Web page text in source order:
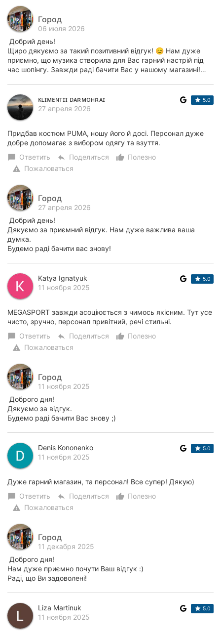
Город
06 июля 2026
Добрий день!
Щиро дякуємо за такий позитивний відгук! 😊 Нам дуже
приємно, що музика створила для Вас гарний настрій під
час шопінгу. Завжди раді бачити Вас у нашому магазині!…
ᴋʟɪᴍᴇɴᴛɪɪ ᴅᴀʀᴍᴏʜʀᴀɪ
27 апреля 2026
5.0
Придбав костюм PUMA, ношу його й досі. Персонал дуже
добре допомагає з вибором одягу та взуття.
chat_bubble Ответить reply Поделиться thumb_up_alt
Полезно
warning Пожаловаться
Город
27 апреля 2026
Добрий день!
Дякуємо за приємний відгук. Нам дуже важлива ваша
думка.
Будемо раді бачити вас знову!
Katya Ignatyuk
11 ноября 2025
5.0
MEGASPORT завжди асоціюється з чимось якісним. Тут усе
чисто, зручно, персонал привітний, речі стильні.
chat_bubble Ответить reply Поделиться thumb_up_alt
Полезно
warning Пожаловаться
Город
11 ноября 2025
Доброго дня!
Дякуємо за відгук.
Будемо раді бачити Вас знову ;)
Denis Kononenko
11 ноября 2025
5.0
Дуже гарний магазин, та персонал! Все супер! Дякую)
chat_bubble Ответить reply Поделиться thumb_up_alt
Полезно
warning Пожаловаться
Город
11 декабря 2025
Доброго дня!
Нам дуже приємно почути Ваш відгук :)
Раді, що Ви задоволені!
Liza Martinuk
11 ноября 2025
5.0